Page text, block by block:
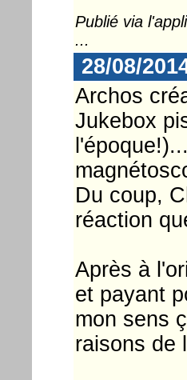
Publié via
...
28/08/
Archos
Jukebox
Du coup,
réaction
Après à
et payant
mon sens
raisons de